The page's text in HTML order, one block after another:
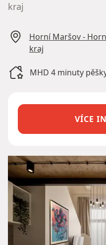
kraj
Horní Maršov -
kraj
MHD 4 minuty
VÍCE